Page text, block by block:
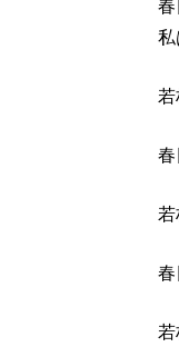
私
春
春
若